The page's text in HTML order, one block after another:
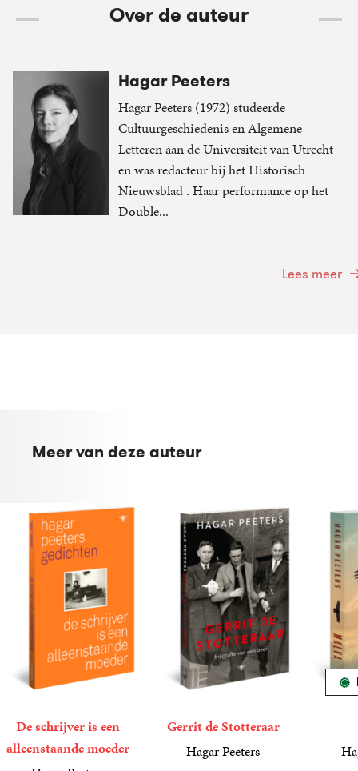
Over de auteur
Hagar Peeters
Hagar Peeters (1972) studeerde
Cultuurgeschiedenis en Algemene
Letteren aan de Universiteit van Utrecht
en was redacteur bij het Historisch
Nieuwsblad . Haar performance op het
Double...
Lees meer
Meer van deze auteur
De schrijver is een
alleenstaande moeder
Gerrit de Stotteraar
Hagar Peeters